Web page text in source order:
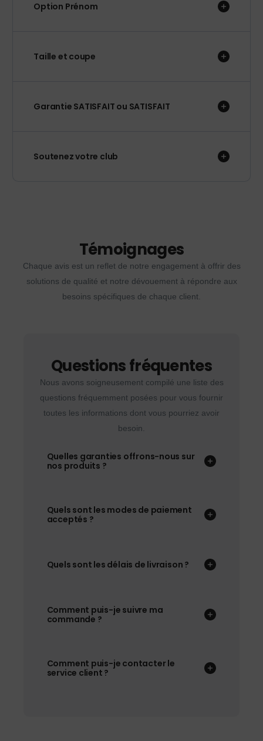
Option Prénom
Taille et coupe
Garantie SATISFAIT ou SATISFAIT
Soutenez votre club
Témoignages
Chaque avis est un reflet de notre engagement à offrir des
solutions de qualité et notre dévouement à répondre aux
besoins spécifiques de chaque client.
Questions fréquentes
Nous avons soigneusement compilé une liste des
questions fréquemment posées pour vous fournir
toutes les informations dont vous pourriez avoir
besoin.
Quelles garanties offrons-nous sur
nos produits ?
Quels sont les modes de paiement
acceptés ?
Quels sont les délais de livraison ?
Comment puis-je suivre ma
commande ?
Comment puis-je contacter le
service client ?